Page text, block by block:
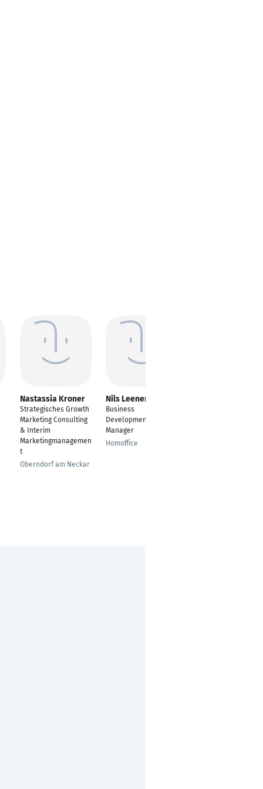
Nastassia Kroner
Strategisches Growth
Marketing Consulting
& Interim
Marketingmanagemen
t
Oberndorf am Neckar
Nils Leenen
Business
Development
Manager
Homoffice